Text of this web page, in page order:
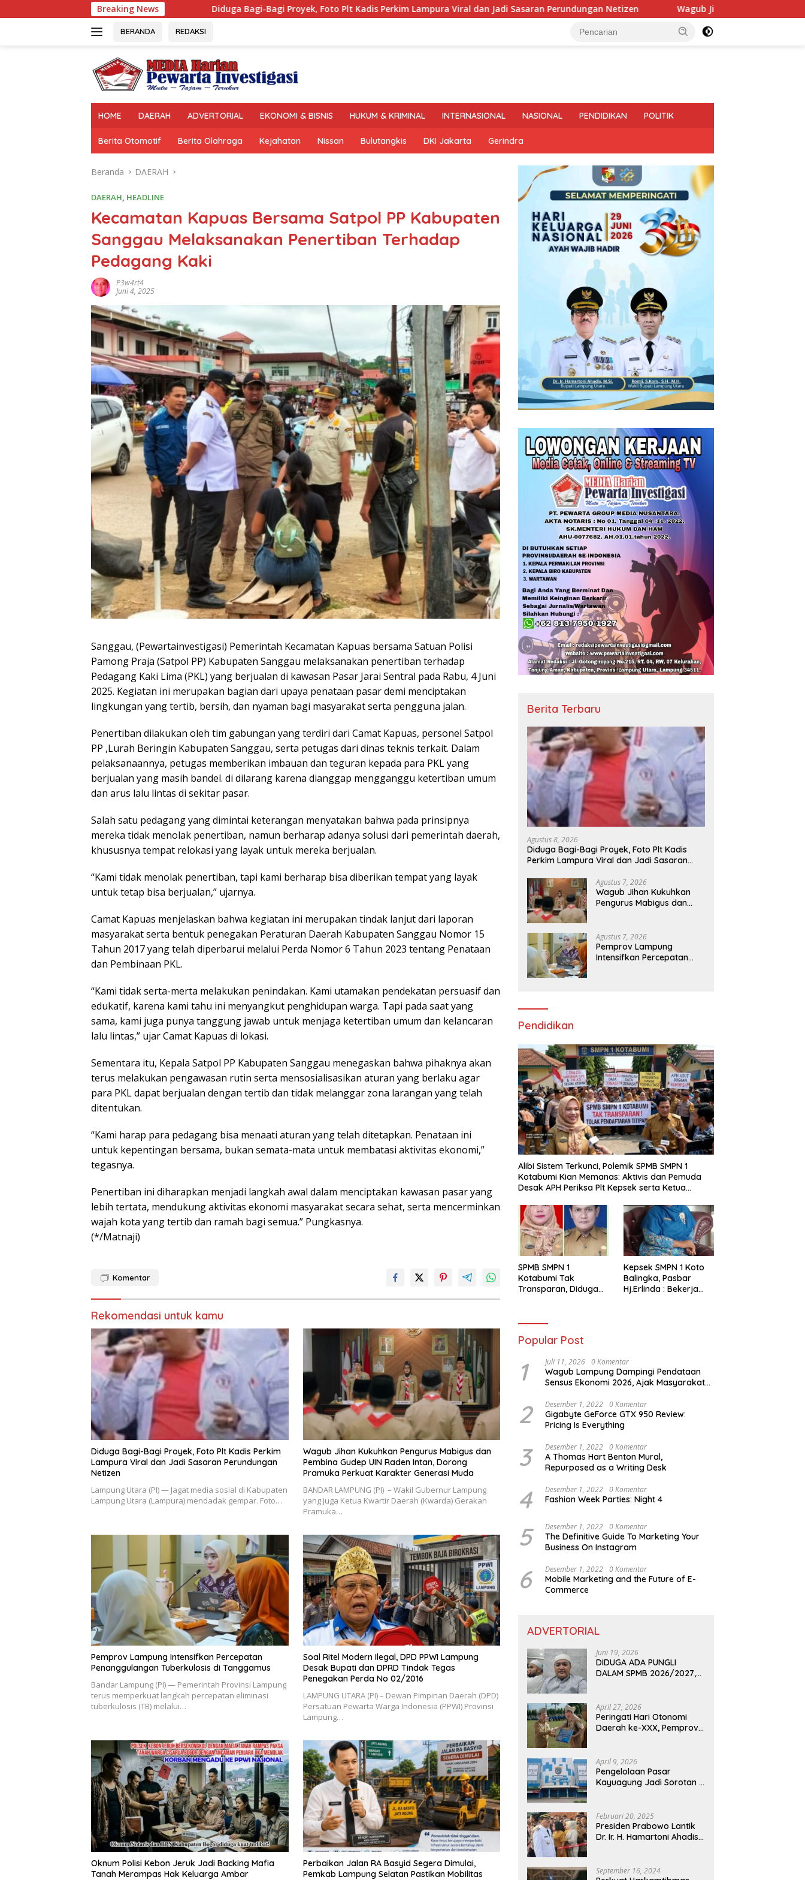
ke
Breaking News
Diduga Bagi-Bagi Proyek, Foto Plt Kadis Perkim Lampura Viral dan Jadi Sasaran Perundungan Netizen Wagub Jihan Kukuhkan Pengurus Mabigus dan
BERANDA REDAKSI
HOME DAERAH ADVERTORIAL EKONOMI & BISNIS HUKUM & KRIMINAL INTERNASIONAL NASIONAL PENDIDIKAN POLITIK
Berita Otomotif Berita Olahraga Kejahatan Nissan Bulutangkis DKI Jakarta Gerindra
Beranda DAERAH
DAERAH, HEADLINE
Kecamatan Kapuas Bersama Satpol PP Kabupaten
Sanggau Melaksanakan Penertiban Terhadap
Pedagang Kaki
P3w4rt4
Juni 4, 2025
Sanggau, (Pewartainvestigasi) Pemerintah Kecamatan Kapuas bersama Satuan Polisi
Pamong Praja (Satpol PP) Kabupaten Sanggau melaksanakan penertiban terhadap
Pedagang Kaki Lima (PKL) yang berjualan di kawasan Pasar Jarai Sentral pada Rabu, 4 Juni
2025. Kegiatan ini merupakan bagian dari upaya penataan pasar demi menciptakan
lingkungan yang tertib, bersih, dan nyaman bagi masyarakat serta pengguna jalan.
Penertiban dilakukan oleh tim gabungan yang terdiri dari Camat Kapuas, personel Satpol
PP ,Lurah Beringin Kabupaten Sanggau, serta petugas dari dinas teknis terkait. Dalam
pelaksanaannya, petugas memberikan imbauan dan teguran kepada para PKL yang
berjualan yang masih bandel. di dilarang karena dianggap mengganggu ketertiban umum
dan arus lalu lintas di sekitar pasar.
Salah satu pedagang yang dimintai keterangan menyatakan bahwa pada prinsipnya
mereka tidak menolak penertiban, namun berharap adanya solusi dari pemerintah daerah,
khususnya tempat relokasi yang layak untuk mereka berjualan.
“Kami tidak menolak penertiban, tapi kami berharap bisa diberikan tempat yang layak
untuk tetap bisa berjualan,” ujarnya.
Camat Kapuas menjelaskan bahwa kegiatan ini merupakan tindak lanjut dari laporan
masyarakat serta bentuk penegakan Peraturan Daerah Kabupaten Sanggau Nomor 15
Tahun 2017 yang telah diperbarui melalui Perda Nomor 6 Tahun 2023 tentang Penataan
dan Pembinaan PKL.
“Kami tidak serta-merta melakukan penindakan. Kami utamakan pendekatan persuasif dan
edukatif, karena kami tahu ini menyangkut penghidupan warga. Tapi pada saat yang
sama, kami juga punya tanggung jawab untuk menjaga ketertiban umum dan kelancaran
lalu lintas,” ujar Camat Kapuas di lokasi.
Sementara itu, Kepala Satpol PP Kabupaten Sanggau menegaskan bahwa pihaknya akan
terus melakukan pengawasan rutin serta mensosialisasikan aturan yang berlaku agar
para PKL dapat berjualan dengan tertib dan tidak melanggar zona larangan yang telah
ditentukan.
“Kami harap para pedagang bisa menaati aturan yang telah ditetapkan. Penataan ini
untuk kepentingan bersama, bukan semata-mata untuk membatasi aktivitas ekonomi,”
tegasnya.
Penertiban ini diharapkan menjadi langkah awal dalam menciptakan kawasan pasar yang
lebih tertata, mendukung aktivitas ekonomi masyarakat secara sehat, serta mencerminkan
wajah kota yang tertib dan ramah bagi semua.” Pungkasnya.
(*/Matnaji)
Komentar
Rekomendasi untuk kamu
Diduga Bagi-Bagi Proyek, Foto Plt Kadis Perkim
Lampura Viral dan Jadi Sasaran Perundungan
Netizen
Lampung Utara (PI) — Jagat media sosial di Kabupaten
Lampung Utara (Lampura) mendadak gempar. Foto…
Wagub Jihan Kukuhkan Pengurus Mabigus dan
Pembina Gudep UIN Raden Intan, Dorong
Pramuka Perkuat Karakter Generasi Muda
BANDAR LAMPUNG (PI) – Wakil Gubernur Lampung
yang juga Ketua Kwartir Daerah (Kwarda) Gerakan
Pramuka…
Pemprov Lampung Intensifkan Percepatan
Penanggulangan Tuberkulosis di Tanggamus
Bandar Lampung (PI) — Pemerintah Provinsi Lampung
terus memperkuat langkah percepatan eliminasi
tuberkulosis (TB) melalui…
Soal Ritel Modern Ilegal, DPD PPWI Lampung
Desak Bupati dan DPRD Tindak Tegas
Penegakan Perda No 02/2016
​LAMPUNG UTARA (PI) – Dewan Pimpinan Daerah (DPD)
Persatuan Pewarta Warga Indonesia (PPWI) Provinsi
Lampung…
Oknum Polisi Kebon Jeruk Jadi Backing Mafia
Tanah Merampas Hak Keluarga Ambar
Perbaikan Jalan RA Basyid Segera Dimulai,
Pemkab Lampung Selatan Pastikan Mobilitas
Berita Terbaru
Agustus 8, 2026
Diduga Bagi-Bagi Proyek, Foto Plt Kadis
Perkim Lampura Viral dan Jadi Sasaran
Agustus 7, 2026
Wagub Jihan Kukuhkan
Pengurus Mabigus dan
Perkuat Karakter Generasi
Muda
Agustus 7, 2026
Pemprov Lampung
Intensifkan Percepatan
Pendidikan
Alibi Sistem Terkunci, Polemik SPMB SMPN 1
Kotabumi Kian Memanas: Aktivis dan Pemuda
Desak APH Periksa Plt Kepsek serta Ketua
SPMB SMPN 1
Kotabumi Tak
Transparan, Diduga
Susanto Harus
Kepsek SMPN 1 Koto
Balingka, Pasbar
Hj.Erlinda : Bekerja
Popular Post
1 Juli 11, 2026 0 Komentar
Wagub Lampung Dampingi Pendataan
Sensus Ekonomi 2026, Ajak Masyarakat
2 Desember 1, 2022 0 Komentar
Gigabyte GeForce GTX 950 Review:
Pricing Is Everything
3 Desember 1, 2022 0 Komentar
A Thomas Hart Benton Mural,
Repurposed as a Writing Desk
4 Desember 1, 2022 0 Komentar
Fashion Week Parties: Night 4
5 Desember 1, 2022 0 Komentar
The Definitive Guide To Marketing Your
Business On Instagram
6 Desember 1, 2022 0 Komentar
Mobile Marketing and the Future of E-
Commerce
ADVERTORIAL
Juni 19, 2026
DIDUGA ADA PUNGLI
DALAM SPMB 2026/2027,
AKAN DITINDAK TEGAS
April 27, 2026
Peringati Hari Otonomi
Daerah ke-XXX, Pemprov
Kemandirian Fiskal
April 9, 2026
Pengelolaan Pasar
Kayuagung Jadi Sorotan –
Oknum Dishub dan
Perdagangan
Februari 20, 2025
Presiden Prabowo Lantik
Dr. Ir. H. Hamartoni Ahadis,
Wakil Bupati Lampung
September 16, 2024